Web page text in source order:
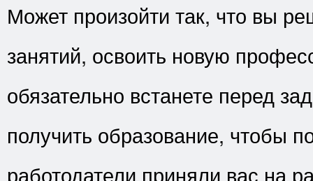
Может произойти так, что вы
занятий, освоить новую
обязательно встанете перед
получить образование, чтобы
работодатели приняли вас на